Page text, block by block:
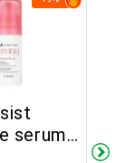
serum